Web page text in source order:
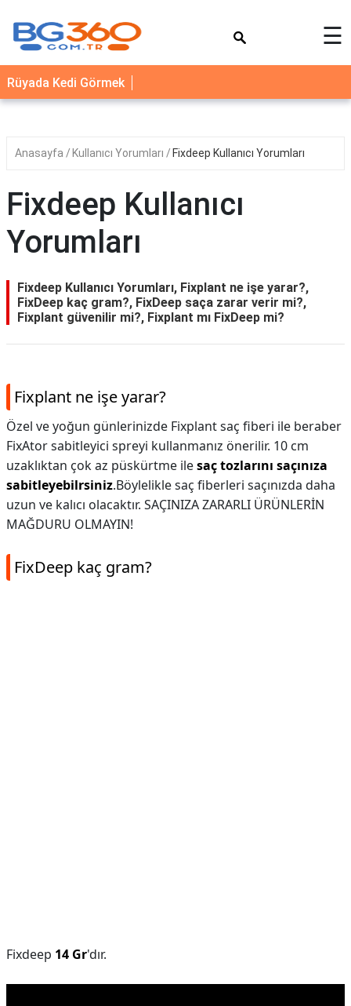
YEMEK
TARİFLERİ
SAĞLIK
İLETİŞİM
☰
Rüyada Kedi Görmek
Anasayfa Kullanıcı Yorumları Fixdeep Kullanıcı Yorumları
Fixdeep Kullanıcı
Yorumları
Fixdeep Kullanıcı Yorumları, Fixplant ne işe yarar?,
FixDeep kaç gram?, FixDeep saça zarar verir mi?,
Fixplant güvenilir mi?, Fixplant mı FixDeep mi?
Fixplant ne işe yarar?
Özel ve yoğun günlerinizde Fixplant saç fiberi ile beraber
FixAtor sabitleyici spreyi kullanmanız önerilir. 10 cm
uzaklıktan çok az püskürtme ilesaç tozlarını saçınıza
sabitleyebilrsiniz.Böylelikle saç fiberleri saçınızda daha
uzun ve kalıcı olacaktır. SAÇINIZA ZARARLI ÜRÜNLERİN
MAĞDURU OLMAYIN!
FixDeep kaç gram?
Fixdeep 14 Gr'dır.